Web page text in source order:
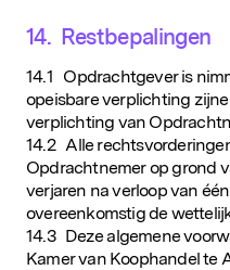
14. Restbepalingen
14.1 Opdrachtgever is
opeisbare verplichting
verplichting van
14.2 Alle
Opdrachtnemer op grond
verjaren na verloop van
overeenkomstig de
14.3 Deze algemene
Kamer van Koophandel te